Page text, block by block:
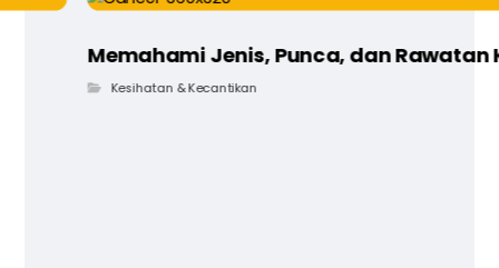
Memahami Jenis, Punca, dan Rawatan
Kesihatan & Kecantikan